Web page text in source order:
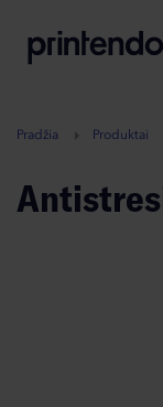
A
Pradžia Produktai